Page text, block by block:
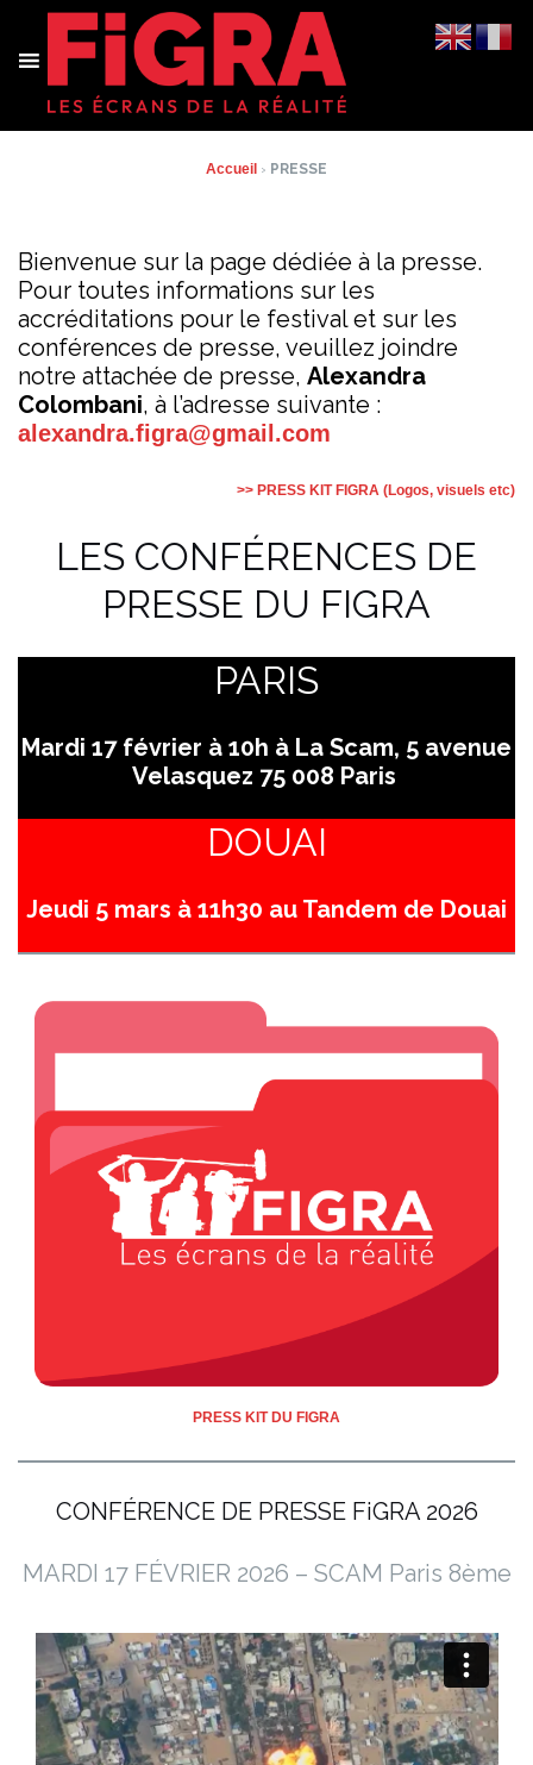
contenu
Accueil › PRESSE
Bienvenue sur la page dédiée à la presse.
Pour toutes informations sur les
accréditations pour le festival et sur les
conférences de presse, veuillez joindre
notre attachée de presse, Alexandra
Colombani, à l’adresse suivante :
alexandra.figra@gmail.com
>> PRESS KIT FIGRA (Logos, visuels etc)
LES CONFÉRENCES DE
PRESSE DU FIGRA
PARIS
Mardi 17 février à 10h à La Scam, 5 avenue
Velasquez 75 008 Paris
DOUAI
Jeudi 5 mars à 11h30 au Tandem de Douai
PRESS KIT DU FIGRA
CONFÉRENCE DE PRESSE FiGRA 2026
MARDI 17 FÉVRIER 2026 – SCAM Paris 8ème